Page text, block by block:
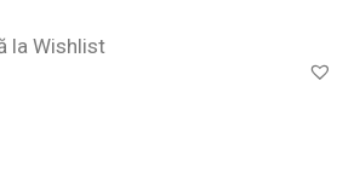
la Wishlist